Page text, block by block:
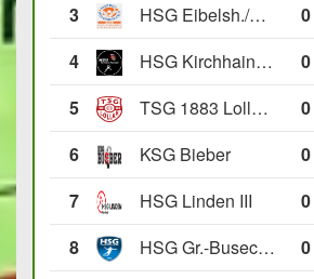
3
HSG Eibelsh./Ewersb. II 0
4
HSG Kirchhain/Neustadt II 0
5
TSG 1883 Lollar II 0
6
KSG Bieber 0
7
HSG Linden III 0
8
HSG Gr.-Buseck/Beuern II 0